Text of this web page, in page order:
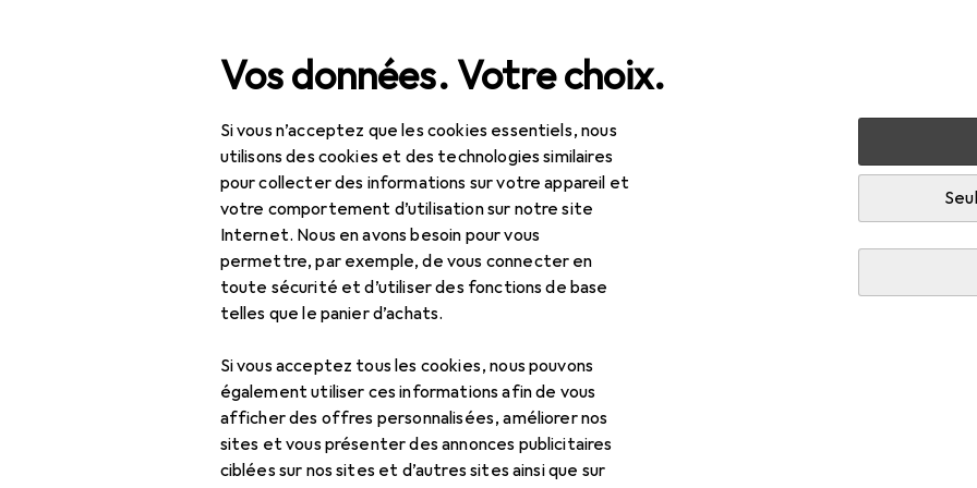
Vos données. Votre choix.
Si vous n’acceptez que les cookies essentiels, nous
utilisons des cookies et des technologies similaires
pour collecter des informations sur votre appareil et
votre comportement d’utilisation sur notre site
Internet. Nous en avons besoin pour vous
permettre, par exemple, de vous connecter en
toute sécurité et d’utiliser des fonctions de base
telles que le panier d’achats.
Si vous acceptez tous les cookies, nous pouvons
également utiliser ces informations afin de vous
afficher des offres personnalisées, améliorer nos
sites et vous présenter des annonces publicitaires
ciblées sur nos sites et d’autres sites ainsi que sur
Recherche
Tout l'assortiment Habitat Cuisine
Batterie de cuisine
DécouvrirForum
Best-seller